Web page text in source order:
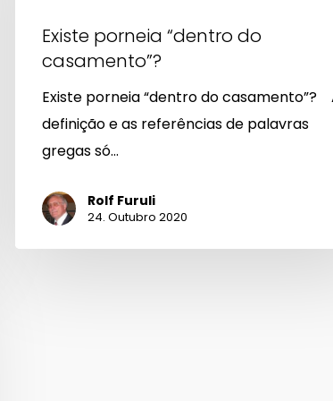
casamento”?
Existe porneia “dentro do
casamento”?
Existe porneia “dentro do casamento”?
definição e as referências de palavras
gregas só…
Rolf Furuli
24. Outubro 2020